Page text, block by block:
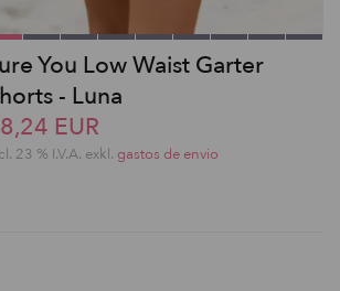
You Low Waist Garter
- Luna
EUR
23 % I.V.A. exkl. gastos de envio